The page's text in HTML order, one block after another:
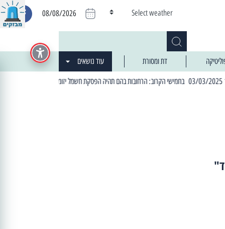
Select weather
08/08/2026
דת ומסורת עוד נושאים
| 06:19 25/03/2024 "מה חדש בעיר": המדור שבו תתעדכנו על כל מה ש... חדש